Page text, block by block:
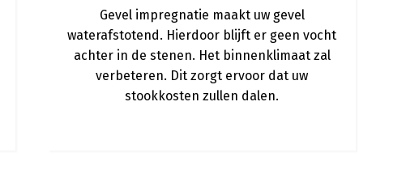
Gevel impregnatie maakt uw gevel
waterafstotend. Hierdoor blijft er geen vocht
achter in de stenen. Het binnenklimaat zal
verbeteren. Dit zorgt ervoor dat uw
stookkosten zullen dalen.